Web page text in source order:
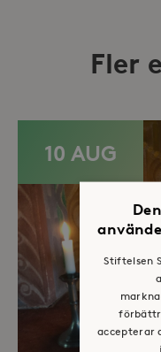
Fler
10 AUG
Stiftelsen
accepterar